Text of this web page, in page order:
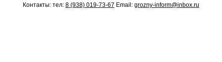
Контакты: тел: 8 (938) 019-73-67 Email: grozny-inform@inbox.ru